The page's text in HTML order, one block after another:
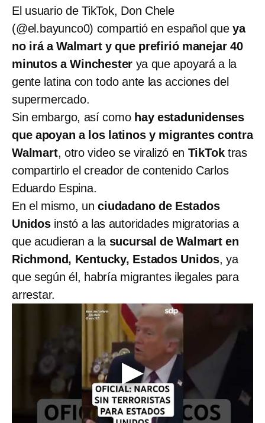
El usuario de TikTok, Don Chele
(@el.bayunco0) compartió en español que ya
no irá a Walmart y que prefirió manejar 40
minutos a Winchester ya que apoyará a la
gente latina con todo ante las acciones del
supermercado.
Sin embargo, así como hay estadunidenses
que apoyan a los latinos y migrantes contra
Walmart, otro video se viralizó en TikToktras
compartirlo el creador de contenido Carlos
Eduardo Espina.
En el mismo, unciudadano de Estados
Unidosinstó a las autoridades migratorias a
que acudieran a la sucursal de Walmart en
Richmond, Kentucky, Estados Unidos, ya
que según él, habría migrantes ilegales para
arrestar.